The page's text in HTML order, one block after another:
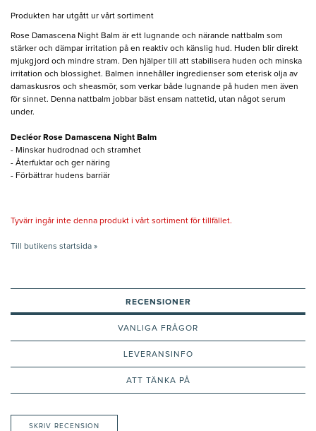
Produkten har utgått ur vårt sortiment
Rose Damascena Night Balm är ett lugnande och närande nattbalm som
stärker och dämpar irritation på en reaktiv och känslig hud. Huden blir direkt
mjukgjord och mindre stram. Den hjälper till att stabilisera huden och minska
irritation och blossighet. Balmen innehåller ingredienser som eterisk olja av
damaskusros och sheasmör, som verkar både lugnande på huden men även
för sinnet. Denna nattbalm jobbar bäst ensam nattetid, utan något serum
under.
Decléor Rose Damascena Night Balm
- Minskar hudrodnad och stramhet
- Återfuktar och ger näring
- Förbättrar hudens barriär
Tyvärr ingår inte denna produkt i vårt sortiment för tillfället.
Till butikens startsida »
RECENSIONER
VANLIGA FRÅGOR
LEVERANSINFO
ATT TÄNKA PÅ
SKRIV RECENSION